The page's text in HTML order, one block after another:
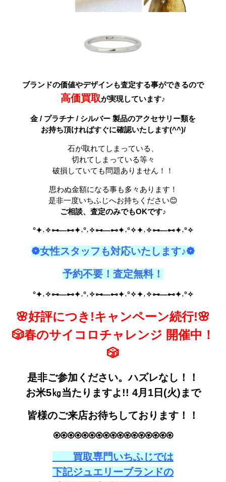
ブランドの価値やデザインも査定する事ができるので
高価買取が実現しています♪
金 / プラチナ / シルバー 製品のアクセサリー類を
お持ち頂ければすぐに確認いたします(^^)/
石が取れてしまっている、
切れてしまっている等々
破損していても問題ありません！！
思わぬ金額になる事も多々あります！
是非一度いちふじへお持ちください😊
ご相談、査定のみでもOKです♪
°✦˖✧⊶—⊷✦˖°˖✧⊶—⊷✦˖°✧✦˖✧⊶—⊷✦˖°✧
❁女性スタッフも対応いたします♪❁
予約不要！査定無料！
°✦˖✧⊶—⊷✦˖°˖✧⊶—⊷✦˖°✧✦˖✧⊶—⊷✦˖°✧
🌸好評につき!キャンペーン続行!🌸
🎲春のサイコロチャレンジ 開催中！
🎲
是非ご参加ください。ハズレなし！！
お米5㎏当たりますよ!! 4月1日(火)まで
皆様のご来店お待ちしております！！
🏵️🏵️🏵️🏵️🏵️🏵️🏵️🏵️🏵️🏵️🏵️🏵️🏵️🏵️🏵️🏵️🏵️
買取専門いちふじでは
下記ジュエリーブランドの